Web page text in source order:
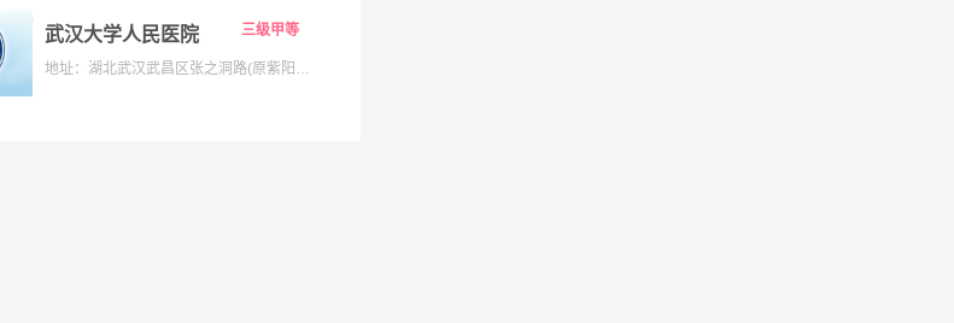
武汉大学人民医院 三级甲等